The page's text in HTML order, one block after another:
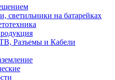
светильники на батарейках
Разъемы и Кабели